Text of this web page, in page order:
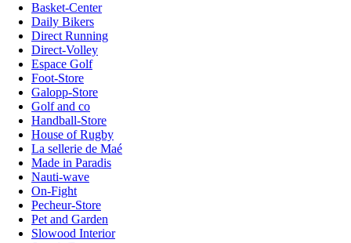
Basket-Center
Daily Bikers
Direct Running
Direct-Volley
Espace Golf
Foot-Store
Galopp-Store
Golf and co
Handball-Store
House of Rugby
La sellerie de Maé
Made in Paradis
Nauti-wave
On-Fight
Pecheur-Store
Pet and Garden
Slowood Interior